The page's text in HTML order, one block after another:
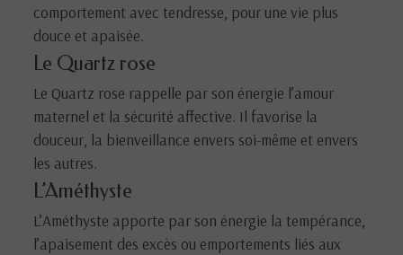
comportement avec tendresse, pour une vie plus
douce et apaisée.
Le Quartz rose
Le Quartz rose rappelle par son énergie l’amour
maternel et la sécurité affective. Il favorise la
douceur, la bienveillance envers soi-même et envers
les autres.
L’Améthyste
L’Améthyste apporte par son énergie la tempérance,
l’apaisement des excès ou emportements liés aux